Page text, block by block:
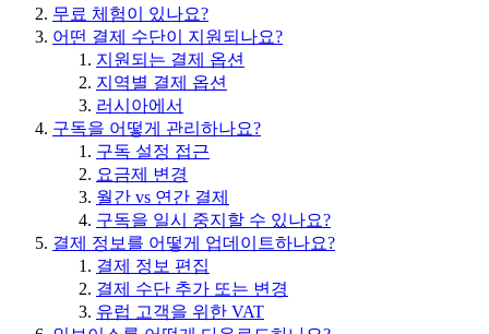
무료 체험이 있나요?
어떤 결제 수단이 지원되나요?
지원되는 결제 옵션
지역별 결제 옵션
러시아에서
구독을 어떻게 관리하나요?
구독 설정 접근
요금제 변경
월간 vs 연간 결제
구독을 일시 중지할 수 있나요?
결제 정보를 어떻게 업데이트하나요?
결제 정보 편집
결제 수단 추가 또는 변경
유럽 고객을 위한 VAT